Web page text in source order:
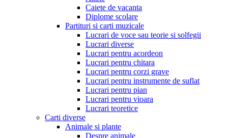
Caiete de vacanta
Diplome scolare
Partituri si carti muzicale
Lucrari de voce sau teorie si solfegii
Lucrari diverse
Lucrari pentru acordeon
Lucrari pentru chitara
Lucrari pentru corzi grave
Lucrari pentru instrumente de suflat
Lucrari pentru pian
Lucrari pentru vioara
Lucrari teoretice
Carti diverse
Animale si plante
Despre animale